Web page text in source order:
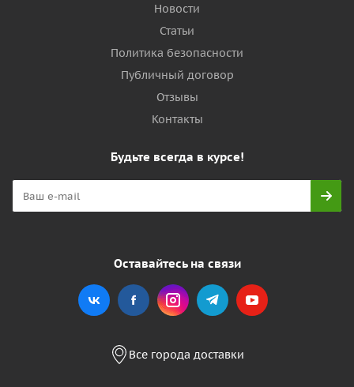
Новости
Статьи
Политика безопасности
Публичный договор
Отзывы
Контакты
Будьте всегда в курсе!
Оставайтесь на связи
Все города доставки